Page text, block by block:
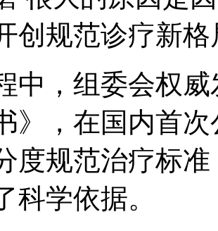
创规范诊疗新
中，组委会权
》，在国内首
度规范治疗标
科学依据。